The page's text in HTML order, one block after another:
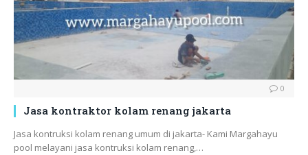
0
Jasa kontraktor kolam renang jakarta
Jasa kontruksi kolam renang umum di jakarta- Kami Margahayu
pool melayani jasa kontruksi kolam renang,…